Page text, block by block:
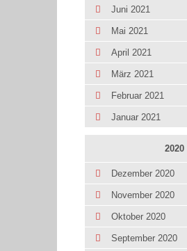
Juni 2021
Mai 2021
April 2021
März 2021
Februar 2021
Januar 2021
2020
Dezember 2020
November 2020
Oktober 2020
September 2020